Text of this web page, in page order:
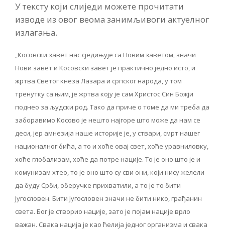
У тексту који слиједи можете прочитати
изводе из овог веома занимљивоги актуелног
излагања.
„Косовски завет нас сједињује са Новим заветом, значи
Нови завет и Косовски завет је практично једно исто, и
жртва Светог кнеза Лазара и српског народа, у том
тренутку са њим, је жртва коју је сам Христос Син Божји
поднео за људски род. Тако да приче о томе да ми треба да
заборавимо Косово је нешто најгоре што може да нам се
деси, јер амнезија наше историје је, у ствари, смрт нашег
националног бића, а то и хоће овај свет, хоће уравниловку,
хоће глобализам, хоће да потре нације. То је оно што је и
комунизам хтео, то је оно што су сви они, који нису желели
да буду Срби, оберучке прихватили, а то је то бити
Југословен. Бити Југословен значи не бити нико, грађанин
света. Бог је створио нације, зато је појам нације врло
важан. Свака нација је као ћелија једног организма и свака